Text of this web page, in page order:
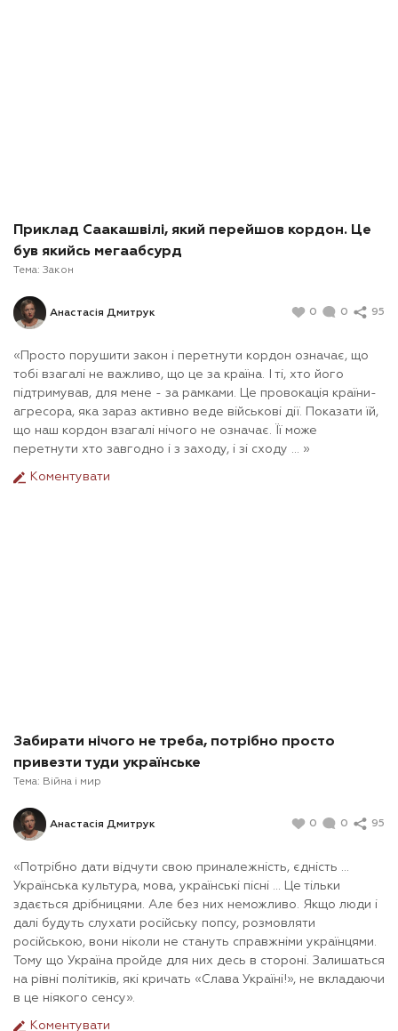
Приклад Саакашвілі, який перейшов кордон. Це
був якийсь мегаабсурд
Тема: Закон
Анастасія Дмитрук 0 0 95
«Просто порушити закон і перетнути кордон означає, що
тобі взагалі не важливо, що це за країна. І ті, хто його
підтримував, для мене - за рамками. Це провокація країни-
агресора, яка зараз активно веде військові дії. Показати їй,
що наш кордон взагалі нічого не означає. Її може
перетнути хто завгодно і з заходу, і зі сходу ... »
Коментувати
Забирати нічого не треба, потрібно просто
привезти туди українське
Тема: Війна і мир
Анастасія Дмитрук 0 0 95
«Потрібно дати відчути свою приналежність, єдність ...
Українська культура, мова, українські пісні ... Це тільки
здається дрібницями. Але без них неможливо. Якщо люди і
далі будуть слухати російську попсу, розмовляти
російською, вони ніколи не стануть справжніми українцями.
Тому що Україна пройде для них десь в стороні. Залишаться
на рівні політиків, які кричать «Слава Україні!», не вкладаючи
в це ніякого сенсу».
Коментувати